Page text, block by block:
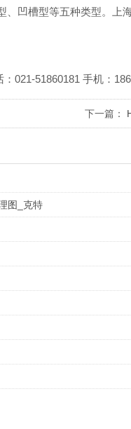
凹槽型等五种类型。上
021-51860181 手机：
下一篇：
图_克特